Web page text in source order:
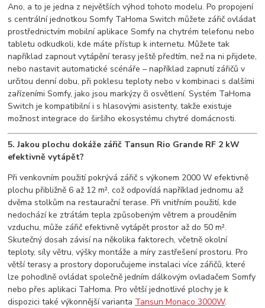
Ano, a to je jedna z největších výhod tohoto modelu. Po propojení
s centrální jednotkou Somfy TaHoma Switch můžete zářič ovládat
prostřednictvím mobilní aplikace Somfy na chytrém telefonu nebo
tabletu odkudkoli, kde máte přístup k internetu. Můžete tak
například zapnout vytápění terasy ještě předtím, než na ni přijdete,
nebo nastavit automatické scénáře – například zapnutí zářičů v
určitou denní dobu, při poklesu teploty nebo v kombinaci s dalšími
zařízeními Somfy, jako jsou markýzy či osvětlení. Systém TaHoma
Switch je kompatibilní i s hlasovými asistenty, takže existuje
možnost integrace do širšího ekosystému chytré domácnosti.
5. Jakou plochu dokáže zářič Tansun Rio Grande RF 2 kW
efektivně vytápět?
Při venkovním použití pokrývá zářič s výkonem 2000 W efektivně
plochu přibližně 6 až 12 m², což odpovídá například jednomu až
dvěma stolkům na restaurační terase. Při vnitřním použití, kde
nedochází ke ztrátám tepla způsobeným větrem a prouděním
vzduchu, může zářič efektivně vytápět prostor až do 50 m².
Skutečný dosah závisí na několika faktorech, včetně okolní
teploty, síly větru, výšky montáže a míry zastřešení prostoru. Pro
větší terasy a prostory doporučujeme instalaci více zářičů, které
lze pohodlně ovládat společně jedním dálkovým ovladačem Somfy
nebo přes aplikaci TaHoma. Pro větší jednotlivé plochy je k
dispozici také výkonnější varianta Tansun Monaco 3000W.